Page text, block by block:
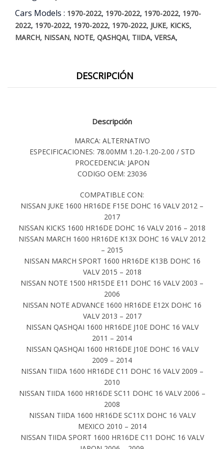
Cars Models : 1970-2022, 1970-2022, 1970-2022, 1970-
2022, 1970-2022, 1970-2022, 1970-2022, JUKE, KICKS,
MARCH, NISSAN, NOTE, QASHQAI, TIIDA, VERSA,
DESCRIPCIÓN
Descripción
MARCA: ALTERNATIVO
ESPECIFICACIONES: 78.00MM 1.20-1.20-2.00 / STD
PROCEDENCIA: JAPON
CODIGO OEM: 23036
COMPATIBLE CON:
NISSAN JUKE 1600 HR16DE F15E DOHC 16 VALV 2012 –
2017
NISSAN KICKS 1600 HR16DE DOHC 16 VALV 2016 – 2018
NISSAN MARCH 1600 HR16DE K13X DOHC 16 VALV 2012
– 2015
NISSAN MARCH SPORT 1600 HR16DE K13B DOHC 16
VALV 2015 – 2018
NISSAN NOTE 1500 HR15DE E11 DOHC 16 VALV 2003 –
2006
NISSAN NOTE ADVANCE 1600 HR16DE E12X DOHC 16
VALV 2013 – 2017
NISSAN QASHQAI 1600 HR16DE J10E DOHC 16 VALV
2011 – 2014
NISSAN QASHQAI 1600 HR16DE J10E DOHC 16 VALV
2009 – 2014
NISSAN TIIDA 1600 HR16DE C11 DOHC 16 VALV 2009 –
2010
NISSAN TIIDA 1600 HR16DE SC11 DOHC 16 VALV 2006 –
2008
NISSAN TIIDA 1600 HR16DE SC11X DOHC 16 VALV
MEXICO 2010 – 2014
NISSAN TIIDA SPORT 1600 HR16DE C11 DOHC 16 VALV